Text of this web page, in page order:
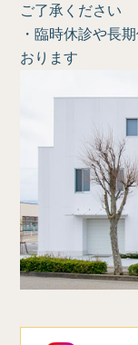
ご了承ください
・臨時休診や長
おります